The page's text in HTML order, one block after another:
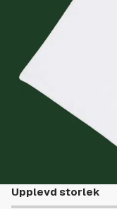
Upplevd storlek